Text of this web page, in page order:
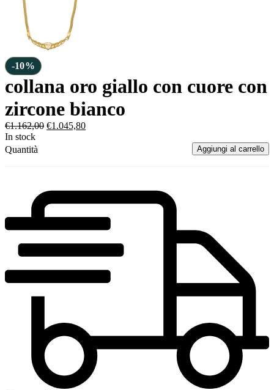
-10%
collana oro giallo con cuore con
zircone bianco
€1.162,00 €1.045,80
In stock
Quantità
Aggiungi al carrello